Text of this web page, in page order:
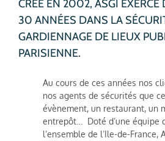
CRÉE EN 2002, ASGI
30 ANNÉES DANS LA
GARDIENNAGE DE LIEUX
PARISIENNE.
Au cours de ces années nos
nos agents de sécurités que
évènement, un restaurant, un
entrepôt… Doté d’une équipe
l’ensemble de l’Ile-de-France,